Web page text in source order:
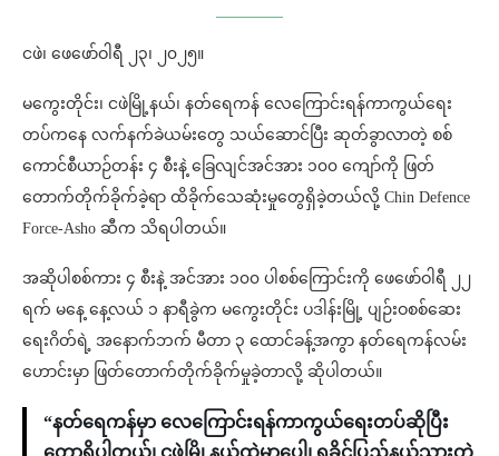
ငဖဲ၊ ဖေဖော်ဝါရီ ၂၃၊ ၂၀၂၅။
မကွေးတိုင်း၊ ငဖဲမြို့နယ်၊ နတ်ရေကန် လေကြောင်းရန်ကာကွယ်ရေး
တပ်ကနေ လက်နက်ခဲယမ်းတွေ သယ်ဆောင်ပြီး ဆုတ်ခွာလာတဲ့ စစ်
ကောင်စီယာဉ်တန်း ၄ စီးနဲ့ ခြေလျင်အင်အား ၁၀၀ ကျော်ကို ဖြတ်
တောက်တိုက်ခိုက်ခဲ့ရာ ထိခိုက်သေဆုံးမှုတွေရှိခဲ့တယ်လို့ Chin Defence
Force-Asho ဆီက သိရပါတယ်။
အဆိုပါစစ်ကား ၄ စီးနဲ့ အင်အား ၁၀၀ ပါစစ်ကြောင်းကို ဖေဖော်ဝါရီ ၂၂
ရက် မနေ့ နေ့လယ် ၁ နာရီခွဲက မကွေးတိုင်း ပဒါန်းမြို့ ပျဉ်းဝစစ်ဆေး
ရေးဂိတ်ရဲ့ အနောက်ဘက် မီတာ ၃ ထောင်ခန့်အကွာ နတ်ရေကန်လမ်း
ဟောင်းမှာ ဖြတ်တောက်တိုက်ခိုက်မှုခဲ့တာလို့ ဆိုပါတယ်။
“နတ်ရေကန်မှာ လေကြောင်းရန်ကာကွယ်ရေးတပ်ဆိုပြီး
တော့ရှိပါတယ်၊ ငဖဲမြို့နယ်ထဲမှာ‌ပေါ့၊ ရခိုင်ပြည်နယ်သွားတဲ့